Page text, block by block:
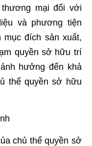
mại đối với
và phương tiện
đích sản xuất,
quyền sở hữu trí
hưởng đến khả
thể quyền sở hữu
chủ thể quyền sở